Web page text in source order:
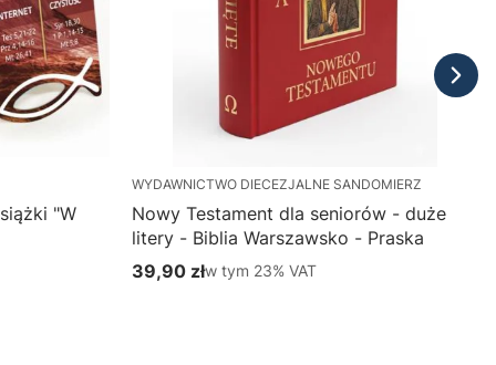
"W
WYDAWNICTWO DIECEZJALNE SANDOMIERZ
Nowy Testament dla seniorów - duże
litery - Biblia Warszawsko - Praska
Cena brutto
39,90 złw tym %s VAT
w tym 23% VAT